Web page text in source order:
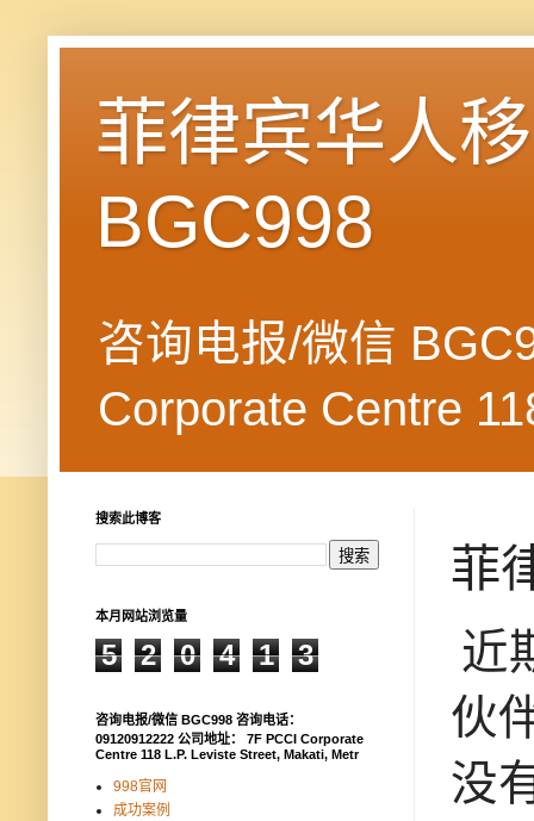
菲律宾华人
BGC998
咨询电报/微信
Corporate Centre
菲
近
伙
没
搜索此博客
本月网站浏览量
5 2 0 4 1 3
咨询电报/微信 BGC998 咨询电话：
09120912222 公司地址： 7F PCCI Corporate
Centre 118 L.P. Leviste Street, Makati, Metr
998官网
成功案例